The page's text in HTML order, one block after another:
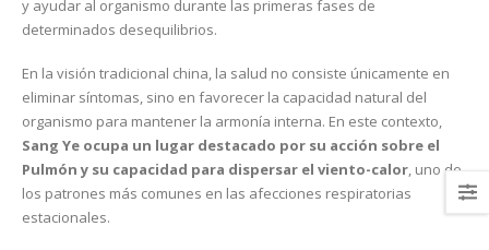
y ayudar al organismo durante las primeras fases de
determinados desequilibrios.
En la visión tradicional china, la salud no consiste únicamente en
eliminar síntomas, sino en favorecer la capacidad natural del
organismo para mantener la armonía interna. En este contexto,
Sang Ye ocupa un lugar destacado por su acción sobre el
Pulmón y su capacidad para dispersar el viento-calor, uno de
los patrones más comunes en las afecciones respiratorias
estacionales.